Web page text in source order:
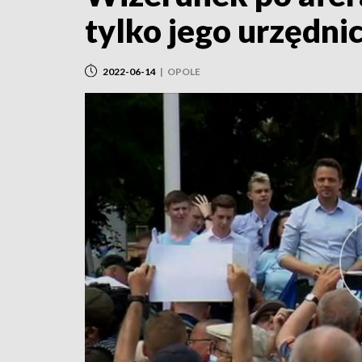
tylko jego
2022-06-14 | OPOLE